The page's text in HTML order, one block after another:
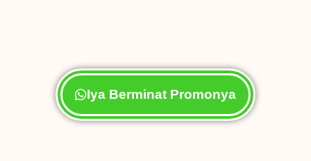
Iya Berminat Promonya